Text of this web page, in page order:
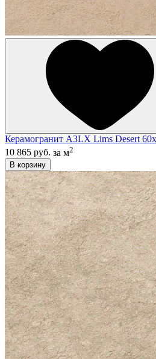
Керамогранит A3LX Lims Desert
10 865 руб. за м2
В корзину